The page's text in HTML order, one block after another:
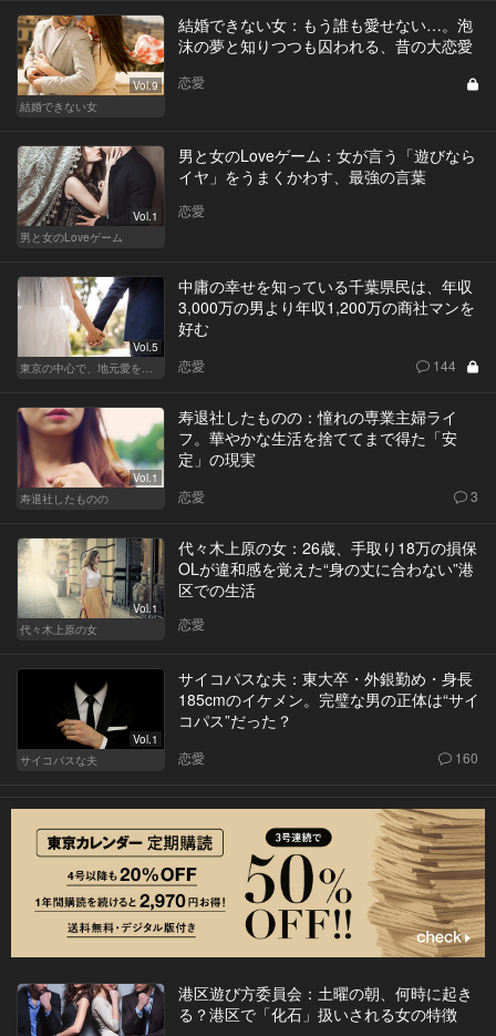
Vol.9
結婚できない女
結婚できない女：もう誰も愛せない…。泡
沫の夢と知りつつも囚われる、昔の大恋愛
恋愛
Vol.1
男と女のLoveゲーム
男と女のLoveゲーム：女が言う「遊びなら
イヤ」をうまくかわす、最強の言葉
恋愛
Vol.5
東京の中心で、地元愛をさけぶ
中庸の幸せを知っている千葉県民は、年収
3,000万の男より年収1,200万の商社マンを
好む
恋愛 144
Vol.1
寿退社したものの
寿退社したものの：憧れの専業主婦ライ
フ。華やかな生活を捨ててまで得た「安
定」の現実
恋愛 3
Vol.1
代々木上原の女
代々木上原の女：26歳、手取り18万の損保
OLが違和感を覚えた“身の丈に合わない”港
区での生活
恋愛
Vol.1
サイコパスな夫
サイコパスな夫：東大卒・外銀勤め・身長
185cmのイケメン。完璧な男の正体は“サイ
コパス”だった？
恋愛 160
港区遊び方委員会：土曜の朝、何時に起き
る？港区で「化石」扱いされる女の特徴